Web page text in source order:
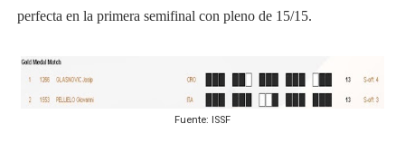
perfecta en la primera semifinal con pleno de 15/15.
Fuente: ISSF